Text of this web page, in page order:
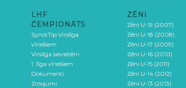
LHF
ČEMPIONĀTS
SynotTip Virslīga
vīriešiem
Virslīga sievietēm
1. līga vīriešiem
Dokumenti
Ziņojumi
ZĒNI
Zēni U-19 (2007)
Zēni U-18 (2008)
Zēni U-17 (2009)
Zēni U-16 (2010)
Zēni U-15 (2011)
Zēni U-14 (2012)
Zēni U-13 (2013)